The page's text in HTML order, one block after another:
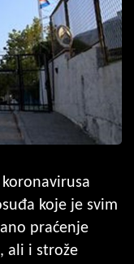
koje je svim
praćenje
ali i strože